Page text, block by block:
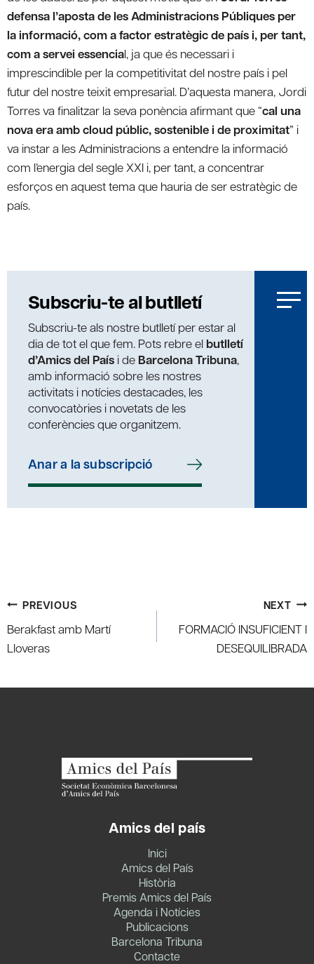
defensa l’aposta de les Administracions Públiques per
la informació, com a factor estratègic de país i, per tant,
com a servei essencial, ja que és necessari i
imprescindible per la competitivitat del nostre país i pel
futur del nostre teixit empresarial. D’aquesta manera, Jordi
Torres va finalitzar la seva ponència afirmant que “cal una
nova era amb cloud públic, sostenible i de proximitat” i
va instar a les Administracions a entendre la informació
com l’energia del segle XXI i, per tant, a concentrar
esforços en aquest tema que hauria de ser estratègic de
país.
Subscriu-te al butlletí
Subscriu-te als nostre butlletí per estar al
dia de tot el que fem. Pots rebre el butlletí
d’Amics del País i de Barcelona Tribuna,
amb informació sobre les nostres
activitats i notícies destacades, les
convocatòries i novetats de les
conferències que organitzem.
Anar a la subscripció
Post
navigation
PREVIOUS
Berakfast amb Martí
Lloveras
NEXT
FORMACIÓ INSUFICIENT I
DESEQUILIBRADA
Amics del país
Inici
Amics del País
Història
Premis Amics del País
Agenda i Notícies
Publicacions
Barcelona Tribuna
Contacte